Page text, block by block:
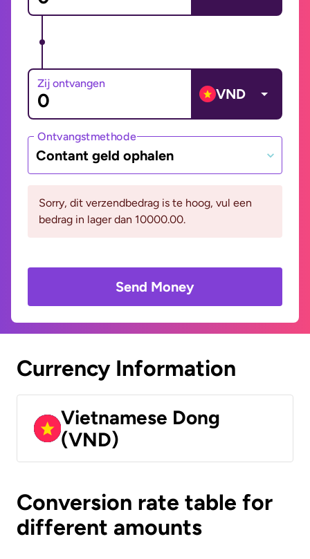
Zij ontvangen
VND
Ontvangstmethode
Contant geld ophalen
Sorry, dit verzendbedrag is te hoog, vul een
bedrag in lager dan 10000.00.
Send Money
Currency Information
Vietnamese Dong
(VND)
Conversion rate table for
different amounts